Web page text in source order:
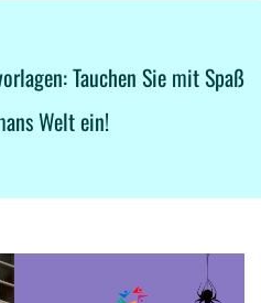
Tauchen Sie mit Spaß
Welt ein!